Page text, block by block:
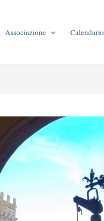
Associazione Calendario